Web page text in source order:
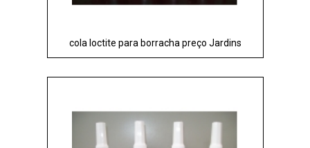
cola loctite para borracha preço Jardins